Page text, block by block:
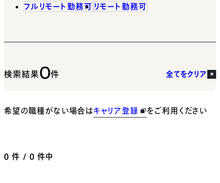
フルリモート勤務可 リモート勤務可
検索結果0件 全てをクリア
希望の職種がない場合はキャリア登録 をご利用ください
0 件 / 0 件中